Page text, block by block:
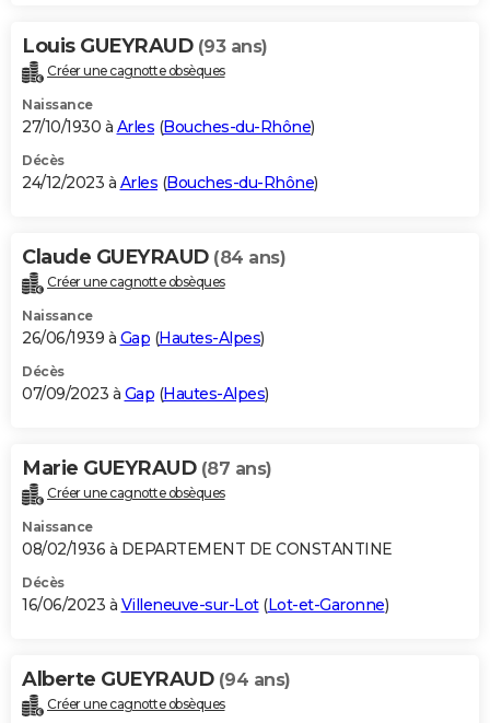
Louis GUEYRAUD (93 ans)
Créer une cagnotte obsèques
Naissance
27/10/1930 à Arles (Bouches-du-Rhône)
Décès
24/12/2023 à Arles (Bouches-du-Rhône)
Claude GUEYRAUD (84 ans)
Créer une cagnotte obsèques
Naissance
26/06/1939 à Gap (Hautes-Alpes)
Décès
07/09/2023 à Gap (Hautes-Alpes)
Marie GUEYRAUD (87 ans)
Créer une cagnotte obsèques
Naissance
08/02/1936 à DEPARTEMENT DE CONSTANTINE
Décès
16/06/2023 à Villeneuve-sur-Lot(Lot-et-Garonne)
Alberte GUEYRAUD (94 ans)
Créer une cagnotte obsèques